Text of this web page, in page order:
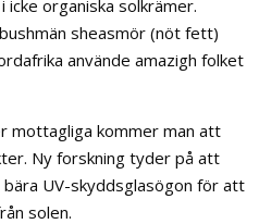
icke organiska solkrämer.
sheasmör (nöt fett)
använde amazigh folket
mottagliga kommer man att
Ny forskning tyder på att
UV-skyddsglasögon för att
solen.